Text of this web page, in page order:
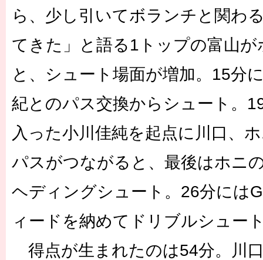
ら、少し引いてボランチと関わ
てきた」と語る1トップの富山
と、シュート場面が増加。15分
紀とのパス交換からシュート。
入った小川佳純を起点に川口、
パスがつながると、最後はホニ
ヘディングシュート。26分には
ィードを納めてドリブルシュー
得点が生まれたのは54分。川